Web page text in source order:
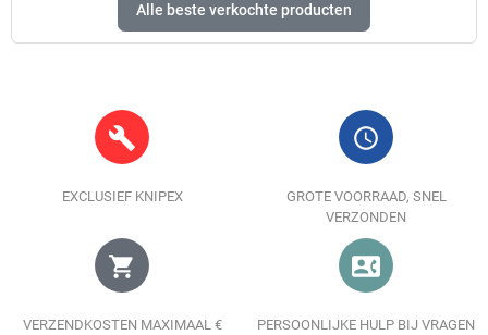
Alle beste verkochte producten
build
EXCLUSIEF KNIPEX
query_builder
GROTE VOORRAAD, SNEL
VERZONDEN
shopping_cart
VERZENDKOSTEN MAXIMAAL €
contact_phone
PERSOONLIJKE HULP BIJ VRAGEN